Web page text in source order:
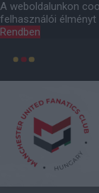
A weboldalunkon
felhasználói élményt
Rendben